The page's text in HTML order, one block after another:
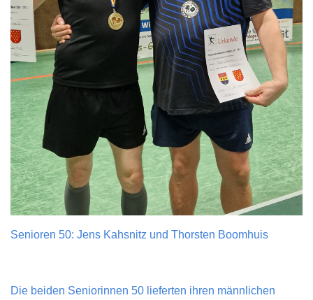
Senioren 50: Jens Kahsnitz und Thorsten Boomhuis
Die beiden Seniorinnen 50 lieferten ihren männlichen